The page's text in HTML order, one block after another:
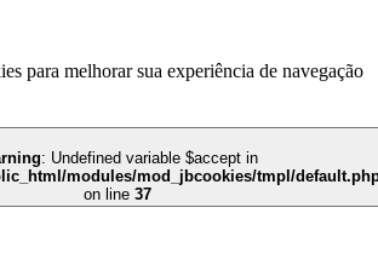
para melhorar sua experiência de navegação
: Undefined variable $accept in
modules/mod_jbcookies/tmpl/
on line 37